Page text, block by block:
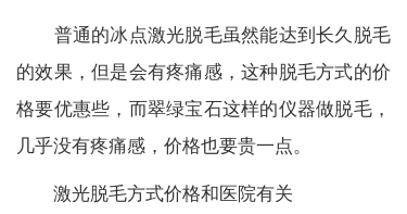
普通的冰点激光脱毛虽然能达到长久脱毛
的效果，但是会有疼痛感，这种脱毛方式的价
格要优惠些，而翠绿宝石这样的仪器做脱毛，
几乎没有疼痛感，价格也要贵一点。
激光脱毛方式价格和医院有关